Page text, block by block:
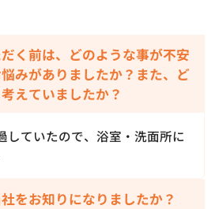
く前は、どのような事が不安
みがありましたか？また、ど
えていましたか？
していたので、浴室・洗面所に
をお知りになりましたか？